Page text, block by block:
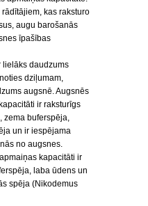
kas raksturo
augu barošanās
īpašības
lielāks daudzums
dziļumam,
augsnē. Augsnēs
ir raksturīgs
zema buferspēja,
un ir iespējama
no augsnes.
kapacitāti ir
laba ūdens un
spēja (Nikodemus